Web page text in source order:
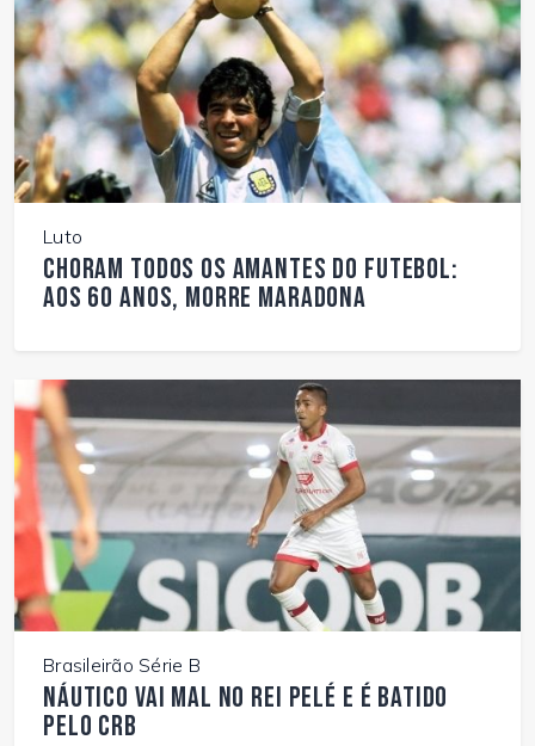
Luto
Choram todos os amantes do futebol:
aos 60 anos, morre Maradona
Brasileirão Série B
Náutico vai mal no Rei Pelé e é batido
pelo CRB